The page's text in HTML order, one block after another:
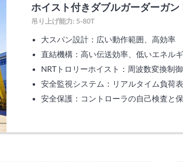
ホイスト付きダブルガーダーガン
吊り上げ能力: 5-80T
大スパン設計：広い動作範囲、高効率
直結機構：高い伝送効率、低いエネル
NRTトロリーホイスト：周波数変換制
安全監視システム：リアルタイム負荷
安全保護：コントローラの自己検査と